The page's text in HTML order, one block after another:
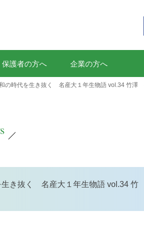
保護者の方へ 企業の方へ
の時代を生き抜く 名産大１年生物語 vol.34 竹澤
き抜く 名産大１年生物語 vol.34 竹